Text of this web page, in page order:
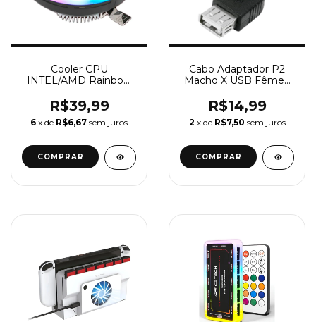
Cooler CPU
INTEL/AMD Rainbow
R$39,99
6 x de R$6,67 sem juros
Cabo Adaptador P2
Macho X USB Fêmea
Auxiliar 15cm
R$14,99
2 x de R$7,50 sem juros